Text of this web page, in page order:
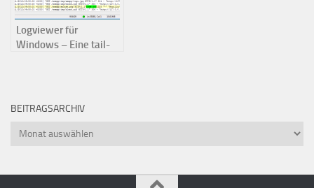
Logviewer für
Windows – Eine tail-
BEITRAGSARCHIV
Beitragsarchiv